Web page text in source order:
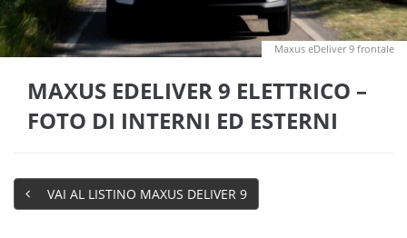
Maxus eDeliver 9 frontale
MAXUS EDELIVER 9 ELETTRICO –
FOTO DI INTERNI ED ESTERNI
VAI AL LISTINO MAXUS DELIVER 9